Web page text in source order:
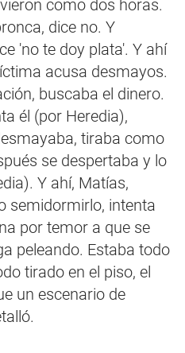
como dos horas.
dice no. Y
'no te doy plata'. Y ahí
acusa desmayos.
buscaba el dinero.
él (por Heredia),
tiraba como
se despertaba y lo
Y ahí, Matías,
semidormirlo, intenta
por temor a que se
peleando. Estaba todo
tirado en el piso, el
un escenario de